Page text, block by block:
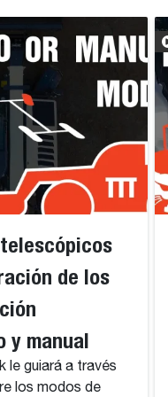
de los
y manual
le guiará a través
los modos de